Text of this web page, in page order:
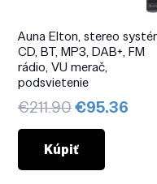
Auna Elton, stereo
CD, BT, MP3, DAB+, FM
rádio, VU merač,
podsvietenie
€211.90Pôvodná
cena
bola:
€211.90.
€95.36
Kúpiť